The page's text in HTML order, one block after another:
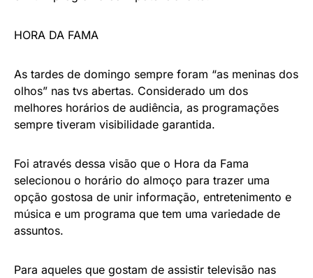
HORA DA FAMA
​As tardes de domingo sempre foram “as meninas dos
olhos” nas tvs abertas. Considerado um dos
melhores horários de audiência, as programações
sempre tiveram visibilidade garantida.
​Foi através dessa visão que o Hora da Fama
selecionou o horário do almoço para trazer uma
opção gostosa de unir informação, entretenimento e
música e um programa que tem uma variedade de
assuntos.
Para aqueles que gostam de assistir televisão nas